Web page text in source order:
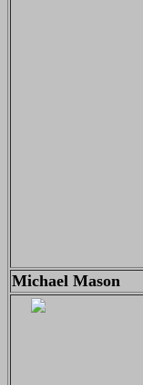
Michael Mason